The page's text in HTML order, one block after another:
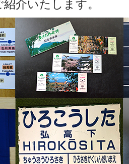
介いたします。